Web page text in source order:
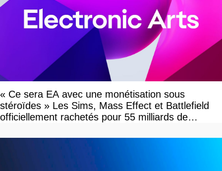
« Ce sera EA avec une monétisation sous
stéroïdes » Les Sims, Mass Effect et Battlefield
officiellement rachetés pour 55 milliards de